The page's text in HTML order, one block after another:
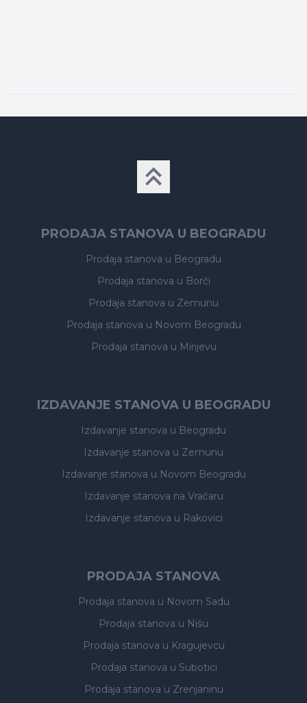
PRODAJA STANOVA U BEOGRADU
Prodaja stanova u Beogradu
Prodaja stanova u Borči
Prodaja stanova u Zemunu
Prodaja stanova u Novom Beogradu
Prodaja stanova u Mirijevu
IZDAVANJE STANOVA U BEOGRADU
Izdavanje stanova u Beogradu
Izdavanje stanova u Zemunu
Izdavanje stanova u Novom Beogradu
Izdavanje stanova na Vračaru
Izdavanje stanova u Rakovici
PRODAJA STANOVA
Prodaja stanova u Novom Sadu
Prodaja stanova u Nišu
Prodaja stanova u Kragujevcu
Prodaja stanova u Subotici
Prodaja stanova u Zrenjaninu